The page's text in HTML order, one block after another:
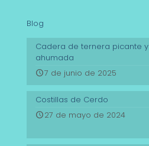
Blog
Cadera de ternera picante y
ahumada
7 de junio de 2025
Costillas de Cerdo
27 de mayo de 2024